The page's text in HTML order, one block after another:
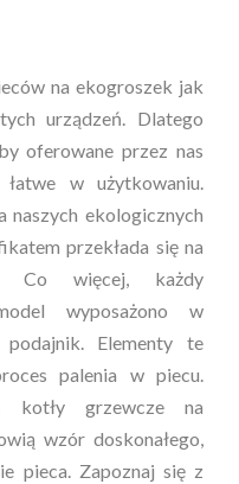
na ekogroszek jak
urządzeń. Dlatego
oferowane przez nas
w użytkowaniu.
naszych ekologicznych
przekłada się na
Co więcej, każdy
wyposażono w
Elementy te
palenia w piecu.
kotły grzewcze na
wzór doskonałego,
pieca. Zapoznaj się z